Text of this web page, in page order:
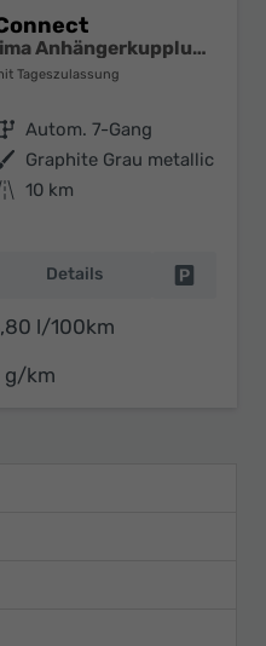
Active 2,0 7 Sitzer 2Zoklima Anhängerkupplung Panoramadach AGR Sitze Sitzheizung Einparkhilfe Kamera 17 Zoll Leichtmetall ACC
Tageszulassung
Getriebe Autom. 7-Gang
Außenfarbe Graphite Grau metallic
Kilometerstand 10 km
Details
l/100km
g/km